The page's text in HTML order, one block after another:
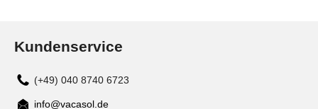
Kundenservice
(+49) 040 8740 6723
info@vacasol.de